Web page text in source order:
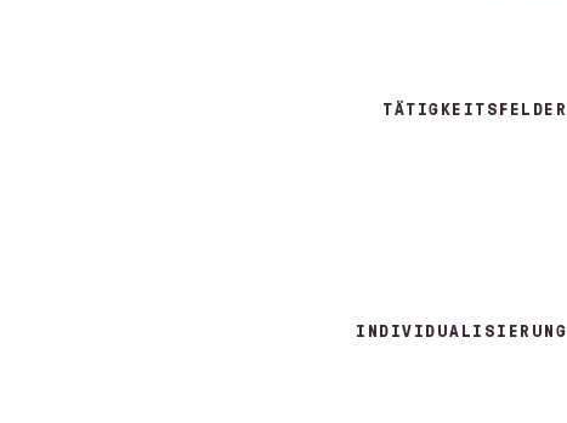
TÄTIGKEITSFELDER
INDIVIDUALISIERUNG